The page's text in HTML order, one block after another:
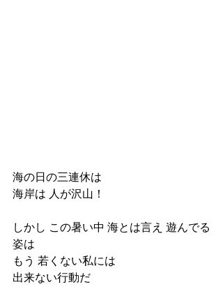
海の日の三連休は
海岸は 人が沢山！
しかし この暑い中 海とは言え 遊んでる
姿は
もう 若くない私には
出来ない行動だ